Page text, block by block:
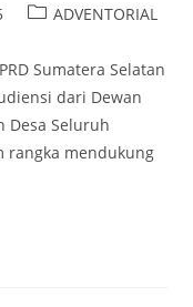
PostADVENTORIAL
Sumatera Selatan
dari Dewan
Desa Seluruh
rangka mendukung